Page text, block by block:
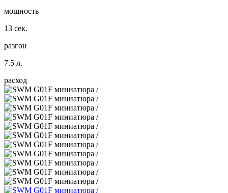
мощность
13 сек.
разгон
7.5 л.
расход